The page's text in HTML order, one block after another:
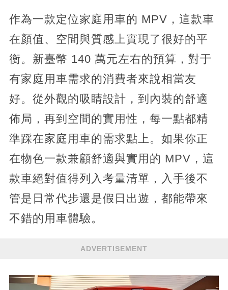
作為一款定位家庭用車的 MPV，這款車
在顏值、空間與質感上實現了很好的平
衡。新臺幣 140 萬元左右的預算，對于
有家庭用車需求的消費者來說相當友
好。從外觀的吸睛設計，到內裝的舒適
佈局，再到空間的實用性，每一點都精
準踩在家庭用車的需求點上。如果你正
在物色一款兼顧舒適與實用的 MPV，這
款車絕對值得列入考量清單，入手後不
管是日常代步還是假日出遊，都能帶來
不錯的用車體驗。
ADVERTISEMENT